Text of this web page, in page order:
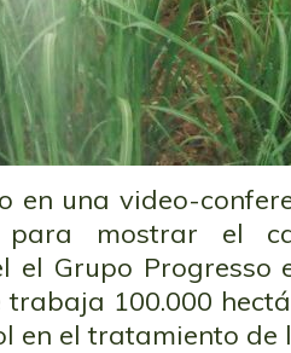
en una video-
para mostrar el
el Grupo Progresso
100.000
en el tratamiento de